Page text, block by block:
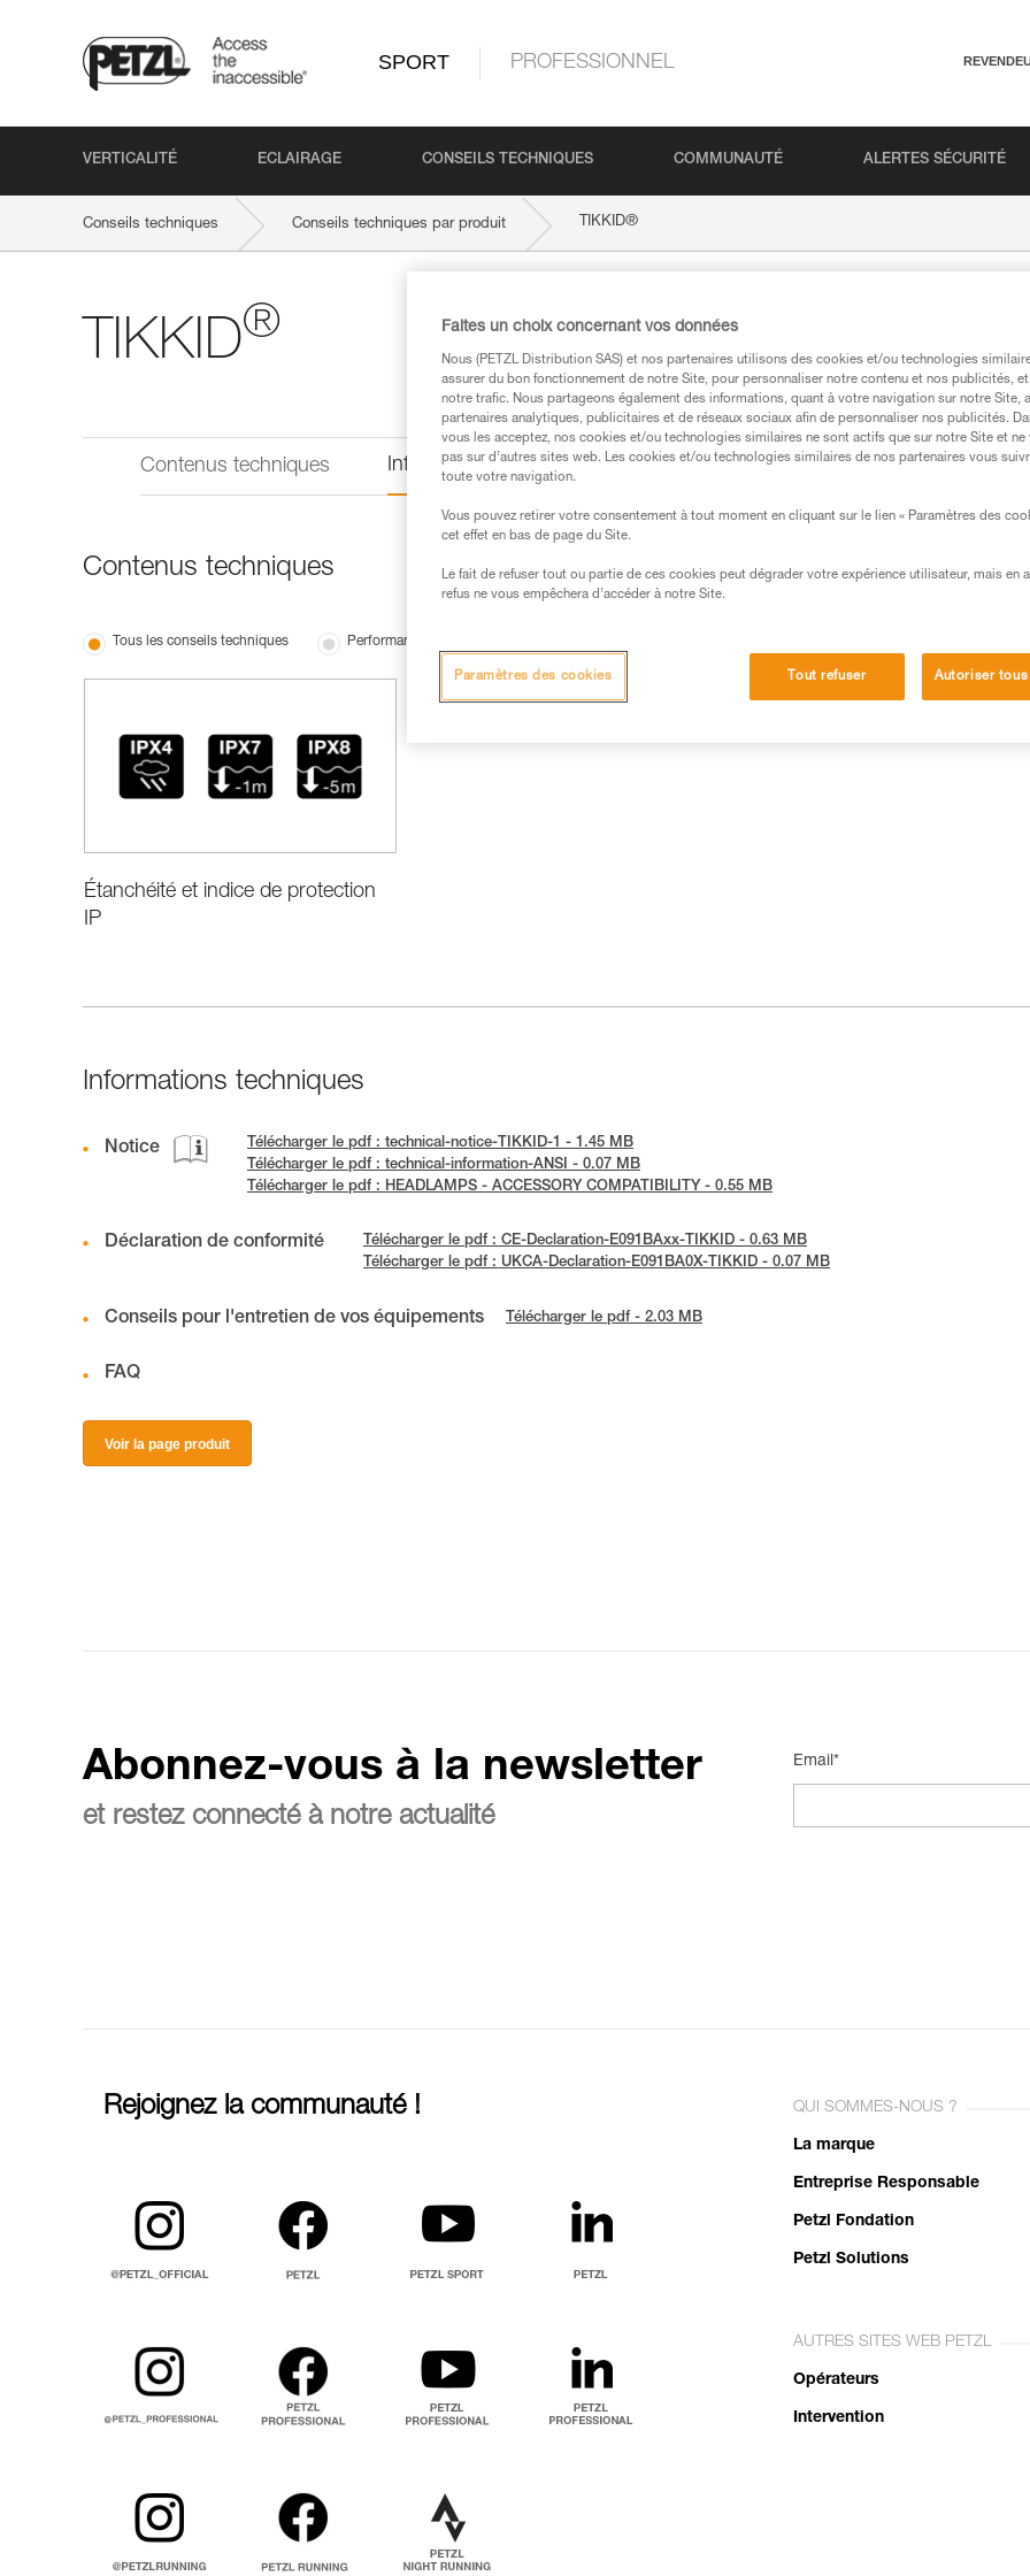
SPORT PROFESSIONNEL
VERTICALITÉ ECLAIRAGE CONSEILS TECHNIQUES COMMUNAUTÉ ALERTES SÉCURITÉ
Conseils techniques Conseils techniques par produit TIKKID®
TIKKID®
Contenus techniques Informations techniques
Contenus techniques
Tous les conseils techniques Performance et information produits
Étanchéité et indice de protection
IP
Informations techniques
Notice
Télécharger le pdf : technical-notice-TIKKID-1 - 1.45 MB
Télécharger le pdf : technical-information-ANSI - 0.07 MB
Télécharger le pdf : HEADLAMPS - ACCESSORY COMPATIBILITY - 0.55 MB
Déclaration de conformité
Télécharger le pdf : CE-Declaration-E091BAxx-TIKKID - 0.63 MB
Télécharger le pdf : UKCA-Declaration-E091BA0X-TIKKID - 0.07 MB
Conseils pour l'entretien de vos équipements Télécharger le pdf - 2.03 MB
FAQ
Voir la page produit
Abonnez-vous à la newsletter
et restez connecté à notre actualité
Email*
Rejoignez la communauté ! QUI SOMMES-NOUS ?
La marque
Entreprise Responsable
Petzl Fondation
Petzl Solutions
AUTRES SITES WEB PETZL
Opérateurs
Intervention
Faites un choix concernant vos données
Nous (PETZL Distribution SAS) et nos partenaires utilisons des cookies et/ou technologies
assurer du bon fonctionnement de notre Site, pour personnaliser notre contenu et nos publicités,
notre trafic. Nous partageons également des informations, quant à votre navigation sur notre Site,
partenaires analytiques, publicitaires et de réseaux sociaux afin de personnaliser nos publicités.
vous les acceptez, nos cookies et/ou technologies similaires ne sont actifs que sur notre Site et ne
pas sur d’autres sites web. Les cookies et/ou technologies similaires de nos partenaires vous
toute votre navigation.
Vous pouvez retirer votre consentement à tout moment en cliquant sur le lien « Paramètres des
cet effet en bas de page du Site.
Le fait de refuser tout ou partie de ces cookies peut dégrader votre expérience utilisateur, mais en
refus ne vous empêchera d’accéder à notre Site.
Tout refuser Autoriser
Paramètres des cookies